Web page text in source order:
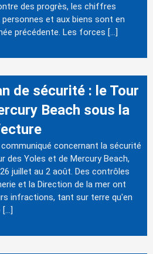
des progrès, les chiffres
et aux biens sont en
précédente. Les forces […]
de sécurité : le Tour
Beach sous la
concernant la sécurité
des Yoles et de Mercury Beach,
juillet au 2 août. Des contrôles
et la Direction de la mer ont
infractions, tant sur terre qu'en
[…]